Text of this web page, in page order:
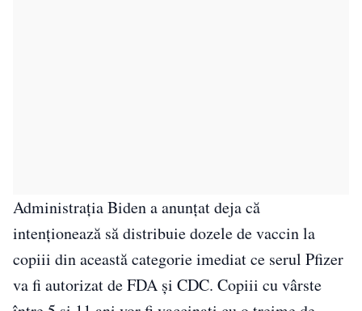
Administrația Biden a anunțat deja că
intenționează să distribuie dozele de vaccin la
copiii din această categorie imediat ce serul Pfizer
va fi autorizat de FDA și CDC. Copiii cu vârste